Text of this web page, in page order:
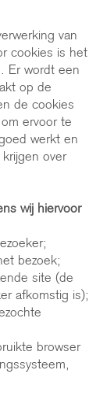
van
cookies is het
Er wordt een
op de
de cookies
ervoor te
werkt en
over
wij hiervoor
bezoek;
site (de
afkomstig is);
browser